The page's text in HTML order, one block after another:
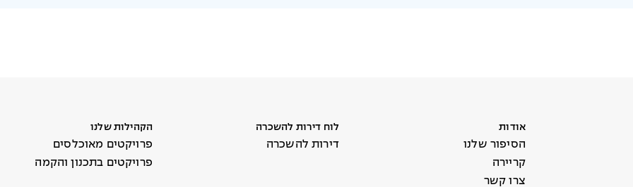
אודות
הסיפור שלנו
קריירה
צרו קשר
לוח דירות להשכרה
דירות להשכרה
הקהילות שלנו
פרויקטים מאוכלסים
פרויקטים בתכנון והקמה